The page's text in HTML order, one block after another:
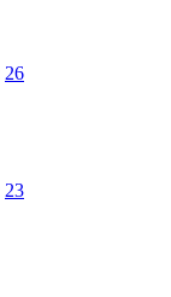
26
23